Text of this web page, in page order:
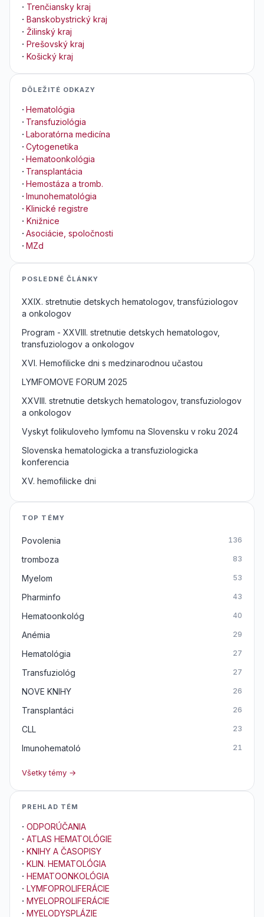
· Trenčiansky kraj
· Banskobystrický kraj
· Žilinský kraj
· Prešovský kraj
· Košický kraj
DÔLEŽITÉ ODKAZY
· Hematológia
· Transfuziológia
· Laboratórna medicína
· Cytogenetika
· Hematoonkológia
· Transplantácia
· Hemostáza a tromb.
· Imunohematológia
· Klinické registre
· Knižnice
· Asociácie, spoločnosti
· MZd
POSLEDNÉ ČLÁNKY
XXIX. stretnutie detskych hematologov, transfúziologov
a onkologov
Program - XXVIII. stretnutie detskych hematologov,
transfuziologov a onkologov
XVI. Hemofilicke dni s medzinarodnou učastou
LYMFOMOVE FORUM 2025
XXVIII. stretnutie detskych hematologov, transfuziologov
a onkologov
Vyskyt folikuloveho lymfomu na Slovensku v roku 2024
Slovenska hematologicka a transfuziologicka
konferencia
XV. hemofilicke dni
TOP TÉMY
Povolenia 136
tromboza 83
Myelom 53
Pharminfo 43
Hematoonkológ 40
Anémia 29
Hematológia 27
Transfuziológ 27
NOVE KNIHY 26
Transplantáci 26
CLL 23
Imunohematoló 21
Všetky témy →
PREHLAD TÉM
· ODPORÚČANIA
· ATLAS HEMATOLÓGIE
· KNIHY A ČASOPISY
· KLIN. HEMATOLÓGIA
· HEMATOONKOLÓGIA
· LYMFOPROLIFERÁCIE
· MYELOPROLIFERÁCIE
· MYELODYSPLÁZIE